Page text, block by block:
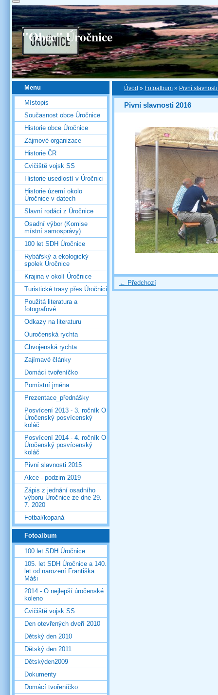
"Obec" Úročnice
Úvod » Fotoalbum » Pivní
Pivní slavnosti 2016
← Předchozí
Menu
Místopis
Současnost obce Úročnice
Historie obce Úročnice
Zájmové organizace
Historie ČR
Cvičiště vojsk SS
Historie usedlostí v Úročnici
Historie území okolo
Úročnice v datech
Slavní rodáci z Úročnice
Osadní výbor (Komise
místní samosprávy)
100 let SDH Úročnice
Rybářský a ekologický
spolek Úročnice
Krajina v okolí Úročnice
Turistické trasy přes Úročnici
Použitá literatura a
fotografové
Odkazy na literaturu
Ouročenská rychta
Chvojenská rychta
Zajímavé články
Domácí tvořeníčko
Pomístní jména
Prezentace_přednášky
Posvícení 2013 - 3. ročník O
Úročenský posvícenský
koláč
Posvícení 2014 - 4. ročník O
Úročenský posvícenský
koláč
Pivní slavnosti 2015
Akce - podzim 2019
Zápis z jednání osadního
výboru Úročnice ze dne 29.
7. 2020
Fotbal/kopaná
Fotoalbum
100 let SDH Úročnice
105. let SDH Úročnice a 140.
let od narození Františka
Máši
2014 - O nejlepší úročenské
koleno
Cvičiště vojsk SS
Den otevřených dveří 2010
Dětský den 2010
Dětský den 2011
Dětskýden2009
Dokumenty
Domácí tvořeníčko